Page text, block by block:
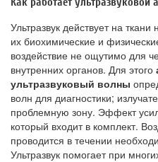
Ультразвук действует на
их биохимические и
воздействие не ощутимо для
внутренних органов. Для этого
ультразвуковый волны
волн для диагностики;
проблемную зону. Эффект
который входит в комплект.
проводится в течении
Ультразвук помогает при